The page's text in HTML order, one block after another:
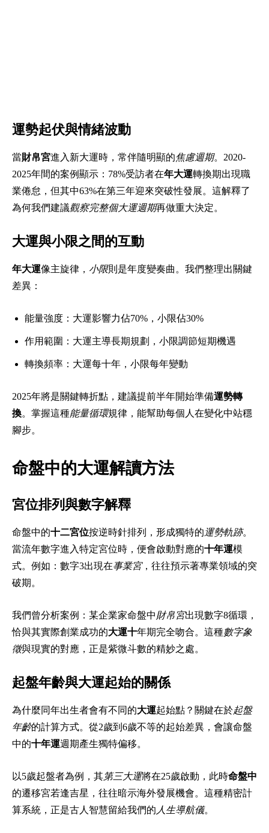
運勢起伏與情緒波動
當財帛宮進入新大運時，常伴隨明顯的焦慮週期。2020-
2025年間的案例顯示：78%受訪者在年大運轉換期出現職
業倦怠，但其中63%在第三年迎來突破性發展。這解釋了
為何我們建議觀察完整個大運週期再做重大決定。
大運與小限之間的互動
年大運像主旋律， 小限則是年度變奏曲。我們整理出關鍵
差異：
能量強度：大運影響力佔70%，小限佔30%
作用範圍：大運主導長期規劃，小限調節短期機遇
轉換頻率：大運每十年，小限每年變動
2025年將是關鍵轉折點，建議提前半年開始準備運勢轉
換。掌握這種能量循環規律，能幫助每個人在變化中站穩
腳步。
命盤中的大運解讀方法
宮位排列與數字解釋
命盤中的十二宮位按逆時針排列，形成獨特的運勢軌跡。
當流年數字進入特定宮位時，便會啟動對應的十年運模
式。例如：數字3出現在事業宮，往往預示著專業領域的突
破期。
我們曾分析案例：某企業家命盤中財帛宮出現數字8循環，
恰與其實際創業成功的大運十年期完全吻合。這種數字象
徵與現實的對應，正是紫微斗數的精妙之處。
起盤年齡與大運起始的關係
為什麼同年出生者會有不同的大運起始點？關鍵在於起盤
年齡的計算方式。從2歲到6歲不等的起始差異，會讓命盤
中的十年運週期產生獨特偏移。
以5歲起盤者為例，其第三大運將在25歲啟動，此時命盤中
的遷移宮若逢吉星，往往暗示海外發展機會。這種精密計
算系統，正是古人智慧留給我們的 人生導航儀。